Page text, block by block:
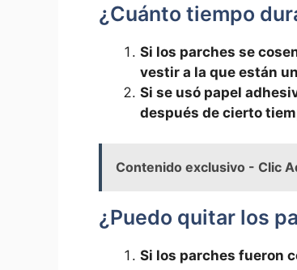
¿Cuánto tiempo
Si los parches se
vestir a​ la que están
Si se usó ⁢papel
después de⁢ cierto
Contenido exclusivo - Clic
¿Puedo quitar los
Si los⁢ parches fueron